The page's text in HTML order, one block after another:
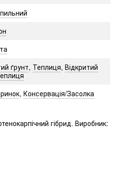
ґрунт, Теплиця, Відкритий
, Консервація/Засолка
гібрид. Виробник: